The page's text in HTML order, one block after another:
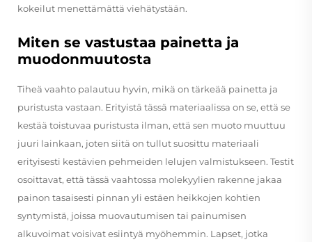
kokeilut menettämättä viehätystään.
Miten se vastustaa painetta ja
muodonmuutosta
Tiheä vaahto palautuu hyvin, mikä on tärkeää painetta ja
puristusta vastaan. Erityistä tässä materiaalissa on se, että se
kestää toistuvaa puristusta ilman, että sen muoto muuttuu
juuri lainkaan, joten siitä on tullut suosittu materiaali
erityisesti kestävien pehmeiden lelujen valmistukseen. Testit
osoittavat, että tässä vaahtossa molekyylien rakenne jakaa
painon tasaisesti pinnan yli estäen heikkojen kohtien
syntymistä, joissa muovautumisen tai painumisen
alkuvoimat voisivat esiintyä myöhemmin. Lapset, jotka